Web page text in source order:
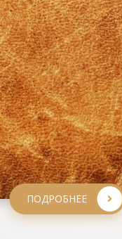
ПОДРОБНЕЕ
ПОДРОБНЕЕ